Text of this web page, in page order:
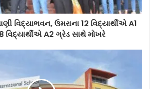
વિદ્યાભવન, ઉમરાના 12 વિદ્યાર્થીએ A1
A2 ગ્રેડ સાથે મોખરે